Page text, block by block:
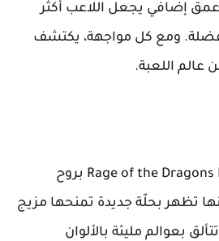
إضافي يجعل اللاعب أكثر
ومع كل مواجهة، يكتشف
عالم اللعبة.
رغم تمسّك لعبة Rage of the Dragons NEO بروح
تظهر بحلّة جديدة تمنحها مزيج
بعوالم مليئة بالألوان